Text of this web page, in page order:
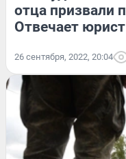
отца призвали
Отвечает юрист
26 сентября, 2022, 20:04